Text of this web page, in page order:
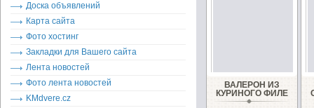
ВАЛЕРОН ИЗ
КУРИНОГО ФИЛЕ
Доска объявлений
Карта сайта
Фото хостинг
Закладки для Вашего сайта
Лента новостей
Фото лента новостей
KMdvere.cz